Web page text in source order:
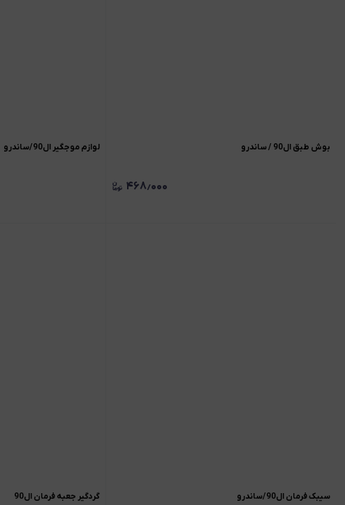
بوش طبق ال90 / ساندرو
۴۶۸٫۰۰۰
لوازم موجگیر ال90/ساندرو
سیبک فرمان ال90/ساندرو گردگیر جعبه فرمان ال90